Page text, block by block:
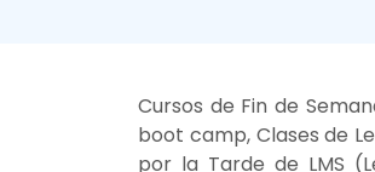
Cursos de Fin de
boot camp, Clases de
por la Tarde de LMS